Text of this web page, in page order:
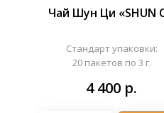
Чай Шун Ци «SHUN
Стандарт упаковки:
20 пакетов по 3 г.
4 400 р.